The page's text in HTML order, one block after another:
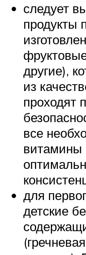
следует
продукты
другие),
из
проходят
все
для
детские